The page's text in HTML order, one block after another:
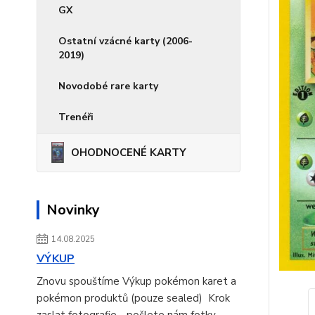
GX
Ostatní vzácné karty (2006-
2019)
Novodobé rare karty
Trenéři
OHODNOCENÉ KARTY
Novinky
14.08.2025
VÝKUP
Znovu spouštíme Výkup pokémon karet a
pokémon produktů (pouze sealed) Krok